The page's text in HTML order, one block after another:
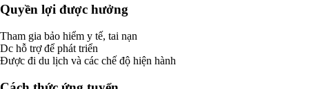
Quyền lợi được hưởng
Tham gia bảo hiểm y tế, tai nạn
Dc hỗ trợ để phát triển
Được đi du lịch và các chế độ hiện hành